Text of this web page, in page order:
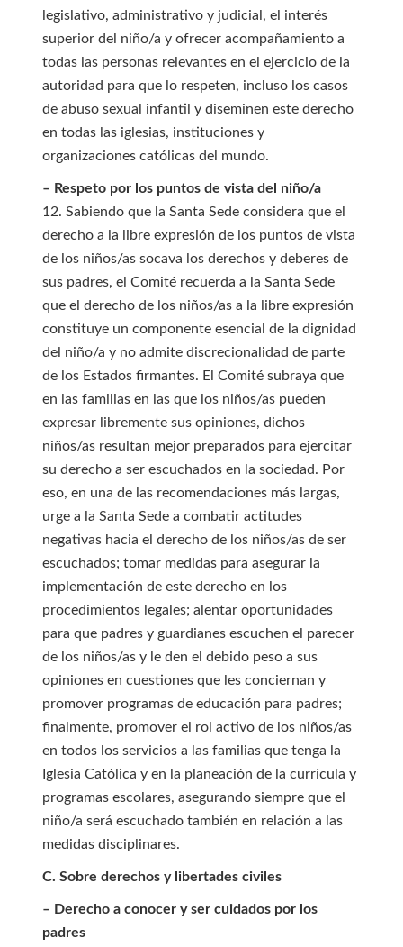
legislativo, administrativo y judicial, el interés
superior del niño/a y ofrecer acompañamiento a
todas las personas relevantes en el ejercicio de la
autoridad para que lo respeten, incluso los casos
de abuso sexual infantil y diseminen este derecho
en todas las iglesias, instituciones y
organizaciones católicas del mundo.
– Respeto por los puntos de vista del niño/a
12. Sabiendo que la Santa Sede considera que el
derecho a la libre expresión de los puntos de vista
de los niños/as socava los derechos y deberes de
sus padres, el Comité recuerda a la Santa Sede
que el derecho de los niños/as a la libre expresión
constituye un componente esencial de la dignidad
del niño/a y no admite discrecionalidad de parte
de los Estados firmantes. El Comité subraya que
en las familias en las que los niños/as pueden
expresar libremente sus opiniones, dichos
niños/as resultan mejor preparados para ejercitar
su derecho a ser escuchados en la sociedad. Por
eso, en una de las recomendaciones más largas,
urge a la Santa Sede a combatir actitudes
negativas hacia el derecho de los niños/as de ser
escuchados; tomar medidas para asegurar la
implementación de este derecho en los
procedimientos legales; alentar oportunidades
para que padres y guardianes escuchen el parecer
de los niños/as y le den el debido peso a sus
opiniones en cuestiones que les conciernan y
promover programas de educación para padres;
finalmente, promover el rol activo de los niños/as
en todos los servicios a las familias que tenga la
Iglesia Católica y en la planeación de la currícula y
programas escolares, asegurando siempre que el
niño/a será escuchado también en relación a las
medidas disciplinares.
C. Sobre derechos y libertades civiles
– Derecho a conocer y ser cuidados por los
padres